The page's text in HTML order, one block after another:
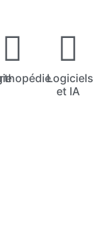
Logiciels
et IA